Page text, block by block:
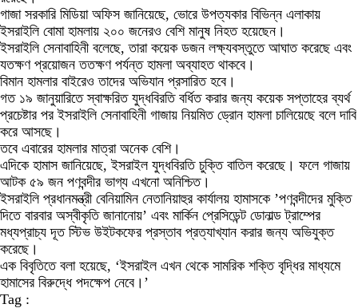
গাজা সরকারি মিডিয়া অফিস জানিয়েছে, ভোরে উপত্যকার বিভিন্ন এলাকায়
ইসরাইলি বোমা হামলায় ২০০ জনেরও বেশি মানুষ নিহত হয়েছেন।
ইসরাইলি সেনাবাহিনী বলেছে, তারা কয়েক ডজন লক্ষ্যবস্তুতে আঘাত করেছে এবং
যতক্ষণ প্রয়োজন ততক্ষণ পর্যন্ত হামলা অব্যাহত থাকবে।
বিমান হামলার বাইরেও তাদের অভিযান প্রসারিত হবে।
গত ১৯ জানুয়ারিতে স্বাক্ষরিত যুদ্ধবিরতি বর্ধিত করার জন্য কয়েক সপ্তাহের ব্যর্থ
প্রচেষ্টার পর ইসরাইলি সেনাবাহিনী গাজায় নিয়মিত ড্রোন হামলা চালিয়েছে বলে দাবি
করে আসছে।
তবে এবারের হামলার মাত্রা অনেক বেশি।
এদিকে হামাস জানিয়েছে, ইসরাইল যুদ্ধবিরতি চুক্তি বাতিল করেছে। ফলে গাজায়
আটক ৫৯ জন পণবন্দীর ভাগ্য এখনো অনিশ্চিত।
ইসরাইলি প্রধানমন্ত্রী বেনিয়ামিন নেতানিয়াহুর কার্যালয় হামাসকে ’পণবন্দীদের মুক্তি
দিতে বারবার অস্বীকৃতি জানানোয়’ এবং মার্কিন প্রেসিডেন্ট ডোনাল্ড ট্রাম্পের
মধ্যপ্রাচ্য দূত স্টিভ উইটকফের প্রস্তাব প্রত্যাখ্যান করার জন্য অভিযুক্ত
করেছে।
এক বিবৃতিতে বলা হয়েছে, ‘ইসরাইল এখন থেকে সামরিক শক্তি বৃদ্ধির মাধ্যমে
হামাসের বিরুদ্ধে পদক্ষেপ নেবে।’
Tag :